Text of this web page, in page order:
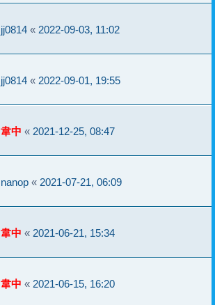
jj0814 « 2022-09-03, 11:02
jj0814 « 2022-09-01, 19:55
韋中 « 2021-12-25, 08:47
nanop « 2021-07-21, 06:09
韋中 « 2021-06-21, 15:34
韋中 « 2021-06-15, 16:20